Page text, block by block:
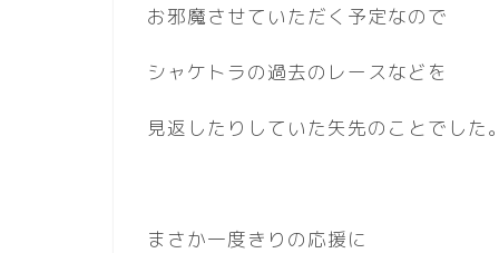
お邪魔させていただく予定なので
シャケトラの過去のレースなどを
見返したりしていた矢先のことでした
まさか一度きりの応援に